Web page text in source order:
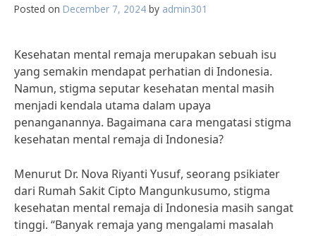
Posted on December 7, 2024 by admin301
Kesehatan mental remaja merupakan sebuah isu
yang semakin mendapat perhatian di Indonesia.
Namun, stigma seputar kesehatan mental masih
menjadi kendala utama dalam upaya
penanganannya. Bagaimana cara mengatasi stigma
kesehatan mental remaja di Indonesia?
Menurut Dr. Nova Riyanti Yusuf, seorang psikiater
dari Rumah Sakit Cipto Mangunkusumo, stigma
kesehatan mental remaja di Indonesia masih sangat
tinggi. “Banyak remaja yang mengalami masalah